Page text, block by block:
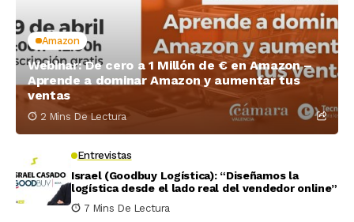
Amazon
Webinar: De cero a 1 Millón de € en Amazon –
Aprende a dominar Amazon y aumentar tus
ventas
2 Mins De Lectura
Entrevistas
Israel (Goodbuy Logística): “Diseñamos la
logística desde el lado real del vendedor online”
7 Mins De Lectura